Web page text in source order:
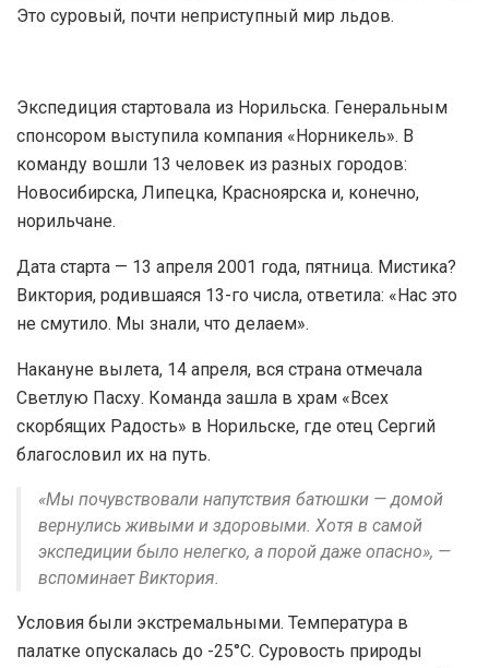
Это суровый, почти неприступный мир льдов.
Экспедиция стартовала из Норильска. Генеральным
спонсором выступила компания «Норникель». В
команду вошли 13 человек из разных городов:
Новосибирска, Липецка, Красноярска и, конечно,
норильчане.
Дата старта — 13 апреля 2001 года, пятница. Мистика?
Виктория, родившаяся 13-го числа, ответила: «Нас это
не смутило. Мы знали, что делаем».
Накануне вылета, 14 апреля, вся страна отмечала
Светлую Пасху. Команда зашла в храм «Всех
скорбящих Радость» в Норильске, где отец Сергий
благословил их на путь.
«Мы почувствовали напутствия батюшки — домой
вернулись живыми и здоровыми. Хотя в самой
экспедиции было нелегко, а порой даже опасно», —
вспоминает Виктория.
Условия были экстремальными. Температура в
палатке опускалась до -25°C. Суровость природы